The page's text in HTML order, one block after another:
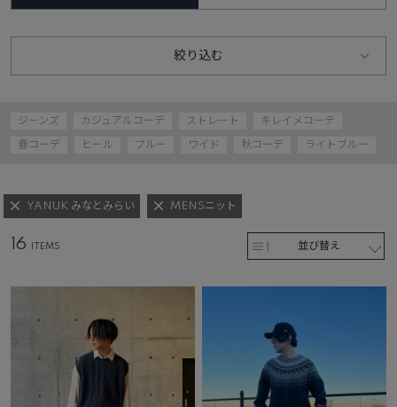
絞り込む
ジーンズ カジュアルコーデ ストレート キレイメコーデ
春コーデ ヒール ブルー ワイド 秋コーデ ライトブルー
YANUK みなとみらい MENSニット
並び替え
16